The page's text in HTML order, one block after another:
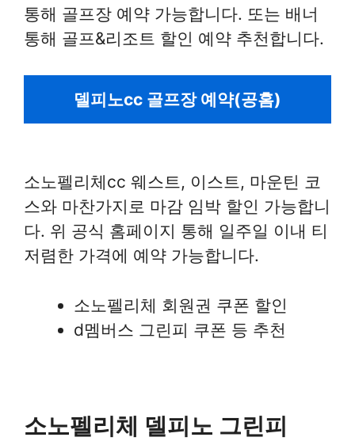
통해 골프장 예약 가능합니다. 또는 배너
통해 골프&리조트 할인 예약 추천합니다.
델피노cc 골프장 예약(공홈)
소노펠리체cc 웨스트, 이스트, 마운틴 코
스와 마찬가지로 마감 임박 할인 가능합니
다. 위 공식 홈페이지 통해 일주일 이내 티
저렴한 가격에 예약 가능합니다.
소노펠리체 회원권 쿠폰 할인
d멤버스 그린피 쿠폰 등 추천
소노펠리체 델피노 그린피